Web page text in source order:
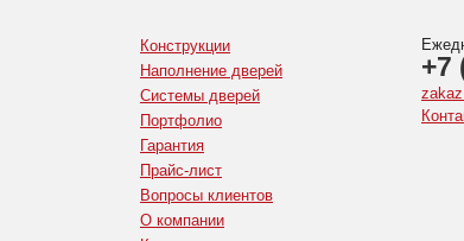
Конструкции
Наполнение дверей
Системы дверей
Портфолио
Гарантия
Прайс-лист
Вопросы клиентов
О компании
+7